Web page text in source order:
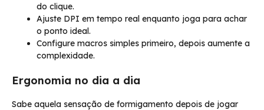
do clique.
Ajuste DPI em tempo real enquanto joga para achar
o ponto ideal.
Configure macros simples primeiro, depois aumente a
complexidade.
Ergonomia no dia a dia
Sabe aquela sensação de formigamento depois de jogar